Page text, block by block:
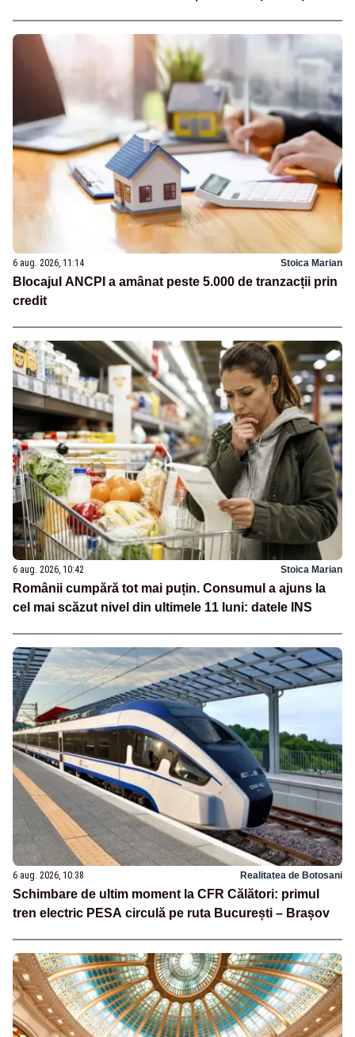
6 aug. 2026, 11:14 Stoica Marian
Blocajul ANCPI a amânat peste 5.000 de tranzacții prin
credit
6 aug. 2026, 10:42 Stoica Marian
Românii cumpără tot mai puțin. Consumul a ajuns la
cel mai scăzut nivel din ultimele 11 luni: datele INS
6 aug. 2026, 10:38 Realitatea de Botosani
Schimbare de ultim moment la CFR Călători: primul
tren electric PESA circulă pe ruta București – Brașov